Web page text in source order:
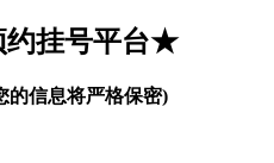
约挂号平台★
的信息将严格保密)